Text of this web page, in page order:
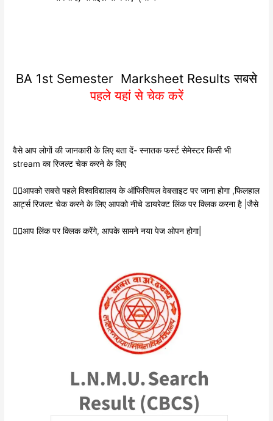
BA 1st Semester Marksheet Results सबसे
पहले यहां से चेक करें
वैसे आप लोगों की जानकारी के लिए बता दें- स्नातक फर्स्ट सेमेस्टर किसी भी
stream का रिजल्ट चेक करने के लिए
👉🏿आपको सबसे पहले विश्वविद्यालय के ऑफिसियल वेबसाइट पर जाना होगा ,फिलहाल
आर्ट्स रिजल्ट चेक करने के लिए आपको नीचे डायरेक्ट लिंक पर क्लिक करना है |जैसे
👉🏿आप लिंक पर क्लिक करेंगे, आपके सामने नया पेज ओपन होगा|